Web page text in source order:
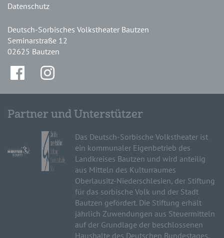
Datenschutz
Deutsch-Sorbisches Volkstheater Bautzen
Seminarstraße 12
02625 Bautzen
Partner und Unterstützer
Das Deutsch-Sorbische Volkstheater ist
ein kommunaler Eigenbetrieb des
Landkreises Bautzen und wird anteilig
aus Mitteln des Kulturraumes
Oberlausitz-Niederschlesien, der Stiftung
für das sorbische Volk und der Stadt
Bautzen gefördert. Die Stiftung erhält
jährlich Zuwendungen aus Steuermitteln
auf der Grundlage der beschlossenen
Haushalte des Deutschen Bundestages,